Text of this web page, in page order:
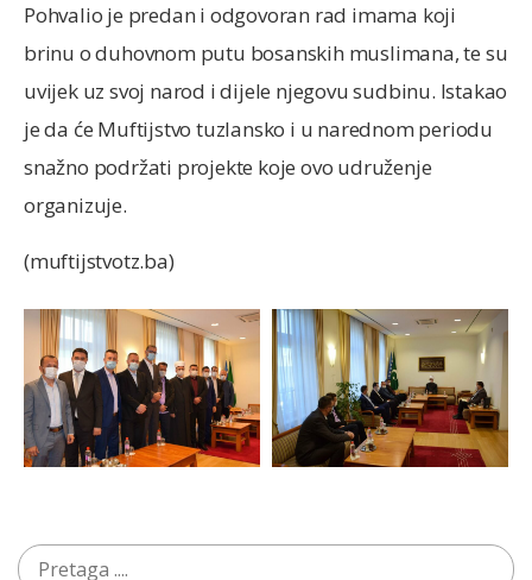
Pohvalio je predan i odgovoran rad imama koji
brinu o duhovnom putu bosanskih muslimana, te su
uvijek uz svoj narod i dijele njegovu sudbinu. Istakao
je da će Muftijstvo tuzlansko i u narednom periodu
snažno podržati projekte koje ovo udruženje
organizuje.
(muftijstvotz.ba)